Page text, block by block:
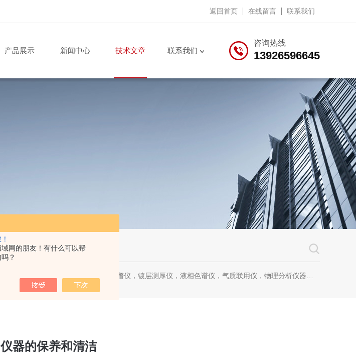
网的朋友！有什么可以帮
？
返回首页 在线留言 联系我们
咨询热线
13926596645
产品展示 新闻中心 技术文章 联系我们
系
X荧光光谱仪，镀层测厚仪，液相色谱仪，气质联用仪，物理分析仪器，化学分析仪器
器的保养和清洁